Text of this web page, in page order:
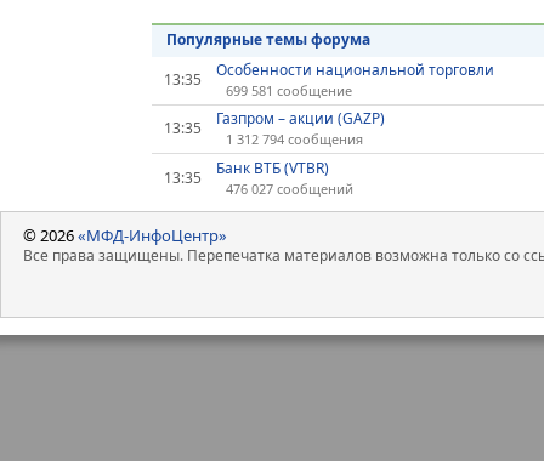
Популярные темы форума
13:35
Особенности национальной торговли
699 581 сообщение
13:35 Газпром – акции (GAZP)
1 312 794 сообщения
13:35 Банк ВТБ (VTBR)
476 027 сообщений
© 2026«МФД-ИнфоЦентр»
Все права защищены. Перепечатка материалов возможна только со